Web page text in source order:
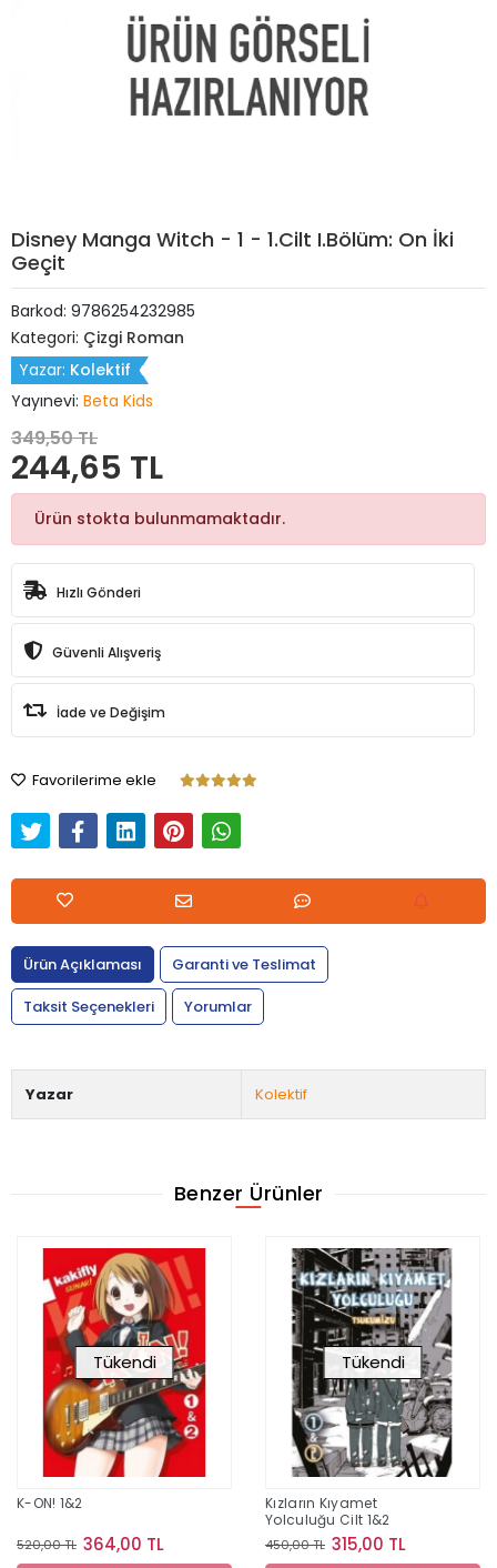
Disney Manga Witch - 1 - 1.Cilt I.Bölüm: On İki
Geçit
Barkod: 9786254232985
Kategori: Çizgi Roman
Yazar: Kolektif
Yayınevi: Beta Kids
349,50 TL
244,65 TL
Ürün stokta bulunmamaktadır.
Hızlı Gönderi
Güvenli Alışveriş
İade ve Değişim
Favorilerime ekle
Ürün Açıklaması
Garanti ve Teslimat
Taksit Seçenekleri
Yorumlar
Yazar Kolektif
Benzer Ürünler
Tükendi
K-ON! 1&2
520,00 TL 364,00 TL
Tükendi
Kızların Kıyamet
Yolculuğu Cilt 1&2
450,00 TL 315,00 TL